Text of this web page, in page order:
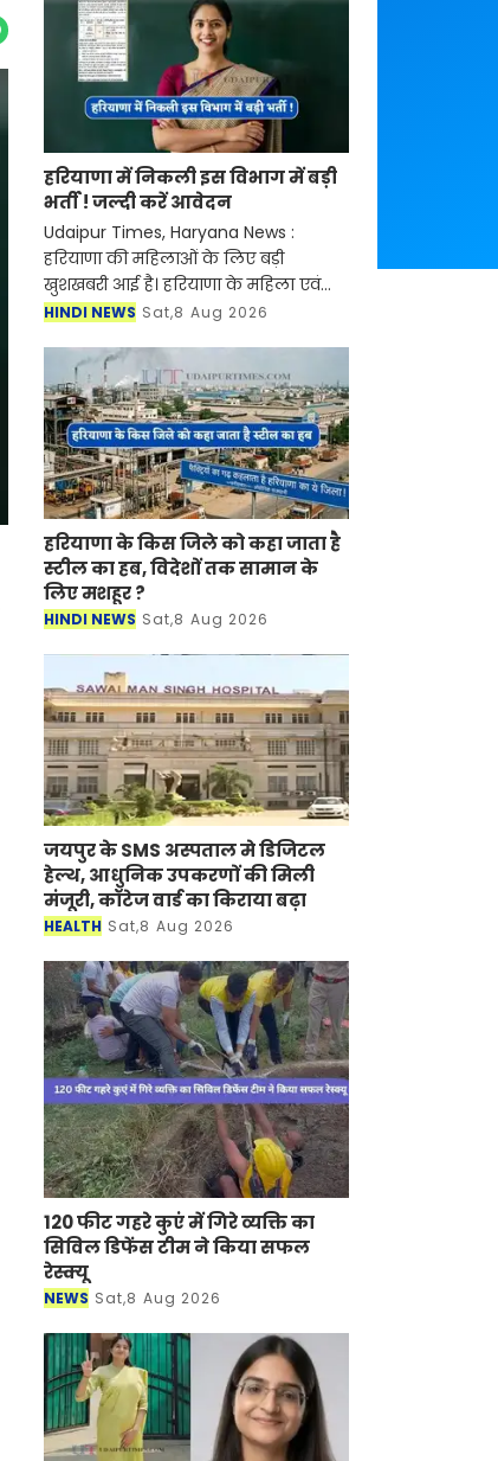
हरियाणा में निकली इस विभाग में बड़ी
भर्ती ! जल्दी करें आवेदन
Udaipur Times, Haryana News :
हरियाणा की महिलाओं के लिए बड़ी
खुशखबरी आई है। हरियाणा के महिला एवं
बाल विकास विभाग (WCD) द्वारा महिला
पद स्थानांतरण/प्रतिनियुक्ति के
HINDI NEWS Sat,8 Aug 2026
हरियाणा के किस जिले को कहा जाता है
स्टील का हब, विदेशों तक सामान के
लिए मशहूर ?
HINDI NEWS Sat,8 Aug 2026
जयपुर के SMS अस्पताल मे डिजिटल
हेल्थ, आधुनिक उपकरणों की मिली
मंजूरी, कॉटेज वार्ड का किराया बढ़ा
HEALTH Sat,8 Aug 2026
120 फीट गहरे कुएं में गिरे व्यक्ति का
सिविल डिफेंस टीम ने किया सफल
रेस्क्यू
NEWS Sat,8 Aug 2026